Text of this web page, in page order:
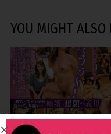
YOU MIGHT ALSO